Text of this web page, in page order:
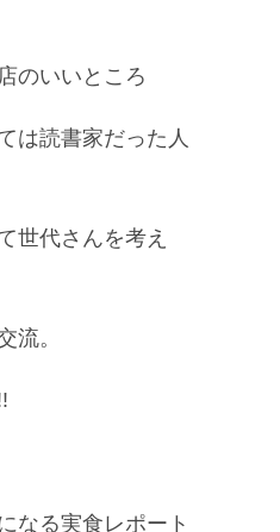
のいいところ
は読書家だった人
世代さんを考え
流。
なる実食レポート